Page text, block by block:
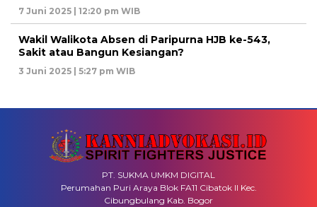
7 Juni 2025 | 12:20 pm WIB
Wakil Walikota Absen di Paripurna HJB ke-543,
Sakit atau Bangun Kesiangan?
3 Juni 2025 | 5:27 pm WIB
PT. SUKMA UMKM DIGITAL
Perumahan Puri Araya Blok FA11 Cibatok II Kec.
Cibungbulang Kab. Bogor